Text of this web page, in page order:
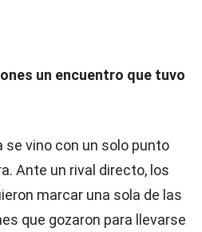
un encuentro que tuvo
se vino con un solo punto
Ante un rival directo, los
marcar una sola de las
que gozaron para llevarse